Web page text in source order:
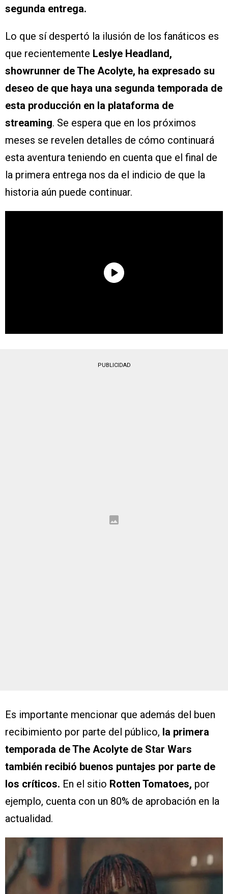
segunda entrega.
Lo que sí despertó la ilusión de los fanáticos es
que recientemente Leslye Headland,
showrunner de The Acolyte, ha expresado su
deseo de que haya una segunda temporada de
esta producción en la plataforma de
streaming. Se espera que en los próximos
meses se revelen detalles de cómo continuará
esta aventura teniendo en cuenta que el final de
la primera entrega nos da el indicio de que la
historia aún puede continuar.
PUBLICIDAD
Es importante mencionar que además del buen
recibimiento por parte del público, la primera
temporada de The Acolyte de Star Wars
también recibió buenos puntajes por parte de
los críticos. En el sitio Rotten Tomatoes, por
ejemplo, cuenta con un 80% de aprobación en la
actualidad.